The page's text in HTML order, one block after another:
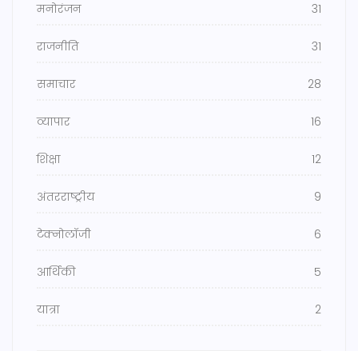
मनोरंजन 31
राजनीति 31
समाचार 28
व्यापार 16
शिक्षा 12
अंतरराष्ट्रीय 9
टेक्नोलॉजी 6
आर्थिकी 5
यात्रा 2